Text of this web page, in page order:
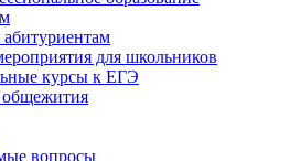
для школьников
курсы к ЕГЭ
общежития
вопросы